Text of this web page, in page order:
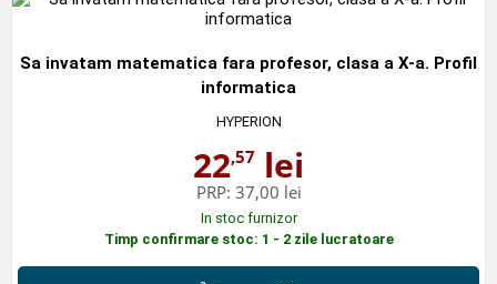
Sa invatam matematica fara profesor, clasa a X-a. Profil
informatica
HYPERION
22,57 lei
PRP: 37,00 lei
In stoc furnizor
Timp confirmare stoc: 1 - 2 zile lucratoare